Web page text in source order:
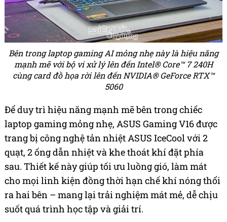
Bên trong laptop gaming AI mỏng nhẹ này là hiệu năng
mạnh mẽ với bộ vi xử lý lên đến Intel® Core™ 7 240H
cùng card đồ họa rời lên đến NVIDIA® GeForce RTX™
5060
Để duy trì hiệu năng mạnh mẽ bên trong chiếc
laptop gaming mỏng nhẹ, ASUS Gaming V16 được
trang bị công nghệ tản nhiệt ASUS IceCool với 2
quạt, 2 ống dẫn nhiệt và khe thoát khí đặt phía
sau. Thiết kế này giúp tối ưu luồng gió, làm mát
cho mọi linh kiện đồng thời hạn chế khí nóng thổi
ra hai bên – mang lại trải nghiệm mát mẻ, dễ chịu
suốt quá trình học tập và giải trí.